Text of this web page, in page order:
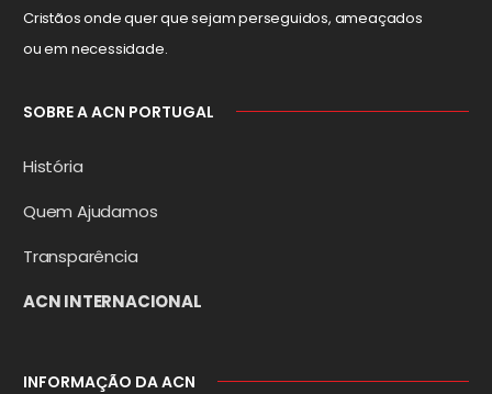
Cristãos onde quer que sejam perseguidos, ameaçados
ou em necessidade.
SOBRE A ACN PORTUGAL
História
Quem Ajudamos
Transparência
ACN INTERNACIONAL
INFORMAÇÃO DA ACN